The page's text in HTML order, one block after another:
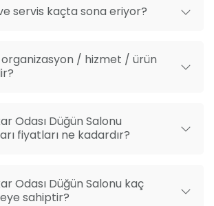
ve servis kaçta sona eriyor?
/ hizmet / ürün
Odası Düğün Salonu
fiyatları ne kadardır?
Odası Düğün Salonu kaç
sahiptir?